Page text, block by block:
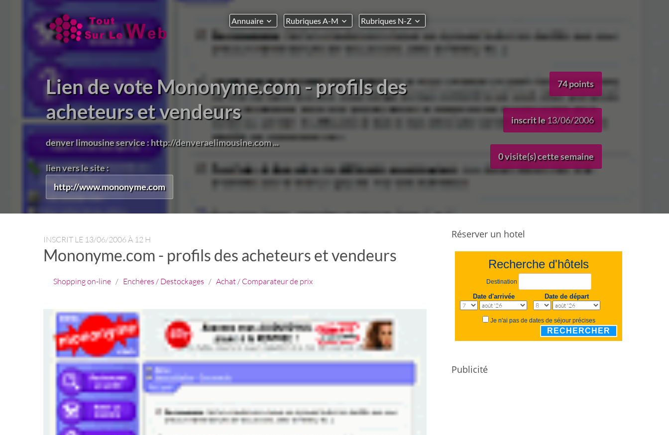
Annuaire Rubriques A-M Rubriques N-Z
Lien de vote Mononyme.com - profils des
acheteurs et vendeurs
denver limousine service : http://denveraelimousine.com ...
lien vers le site :
http://www.mononyme.com
74 points
inscrit le13/06/2006
0 visite(s) cette semaine
INSCRIT LE 13/06/2006 À 12 H
Mononyme.com - profils des acheteurs et vendeurs
Shopping on-line / Enchères / Destockages / Achat / Comparateur de prix
Réserver un hotel
Recherche d'hôtels
Destination
Date d'arrivée Date de départ
Je n'ai pas de dates de séjour précises
RECHERCHER
Publicité